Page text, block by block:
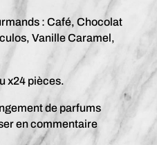
: Café, Chocolat
Vanille Caramel,
x24 pièces.
de parfums
en commentaire